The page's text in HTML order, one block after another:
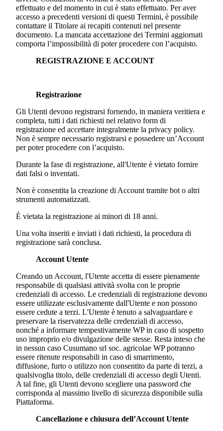
effettuato e del momento in cui è stato effettuato. Per aver
accesso a precedenti versioni di questi Termini, è possibile
contattare il Titolare ai recapiti contenuti nel presente
documento. La mancata accettazione dei Termini aggiornati
comporta l’impossibilità di poter procedere con l’acquisto.
REGISTRAZIONE E ACCOUNT
Registrazione
Gli Utenti devono registrarsi fornendo, in maniera veritiera e
completa, tutti i dati richiesti nel relativo form di
registrazione ed accettare integralmente la privacy policy.
Non è sempre necessario registrarsi e possedere un’Account
per poter procedere con l’acquisto.
Durante la fase di registrazione, all'Utente è vietato fornire
dati falsi o inventati.
Non è consentita la creazione di Account tramite bot o altri
strumenti automatizzati.
È vietata la registrazione ai minori di 18 anni.
Una volta inseriti e inviati i dati richiesti, la procedura di
registrazione sarà conclusa.
Account Utente
Creando un Account, l'Utente accetta di essere pienamente
responsabile di qualsiasi attività svolta con le proprie
credenziali di accesso. Le credenziali di registrazione devono
essere utilizzate esclusivamente dall'Utente e non possono
essere cedute a terzi. L'Utente è tenuto a salvaguardare e
preservare la riservatezza delle credenziali di accesso,
nonché a informare tempestivamente WP in caso di sospetto
uso improprio e/o divulgazione delle stesse. Resta inteso che
in nessun caso Cusumano srl soc. agricolae WP potranno
essere ritenute responsabili in caso di smarrimento,
diffusione, furto o utilizzo non consentito da parte di terzi, a
qualsivoglia titolo, delle credenziali di accesso degli Utenti.
A tal fine, gli Utenti devono scegliere una password che
corrisponda al massimo livello di sicurezza disponibile sulla
Piattaforma.
Cancellazione e chiusura dell’Account Utente